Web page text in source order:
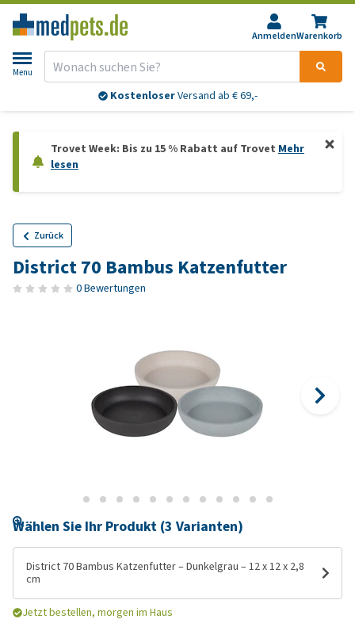
AnmeldenWarenkorb
Menu
KostenloserVersand ab € 69,-
Trovet Week: Bis zu 15 % Rabatt auf Trovet Mehr
lesen
Zurück
District 70 Bambus Katzenfutter
0 Bewertungen
Wählen Sie Ihr Produkt (3 Varianten)
District 70 Bambus Katzenfutter – Dunkelgrau – 12 x 12 x 2,8
cm
Jetzt bestellen, morgen im Haus